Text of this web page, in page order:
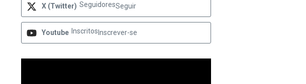
X (Twitter) SeguidoresSeguir
Youtube Inscritos Inscrever-se